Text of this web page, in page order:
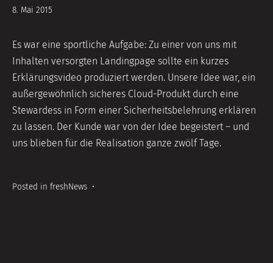
8. Mai 2015
Es war eine sportliche Aufgabe: Zu einer von uns mit
Inhalten versorgten Landingpage sollte ein kurzes
Erklärungsvideo produziert werden. Unsere Idee war, ein
außergewöhnlich sicheres Cloud-Produkt durch eine
Stewardess in Form einer Sicherheitsbelehrung erklären
zu lassen. Der Kunde war von der Idee begeistert – und
uns blieben für die Realisation ganze zwölf Tage.
Posted in freshNews •